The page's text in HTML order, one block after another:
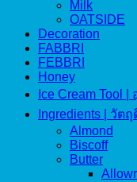
Milk
OATSIDE
Decoration
FABBRI
FEBBRI
Honey
Ice Cream Tool
Ingredients | วัตถุ
Almond
Biscoff
Butter